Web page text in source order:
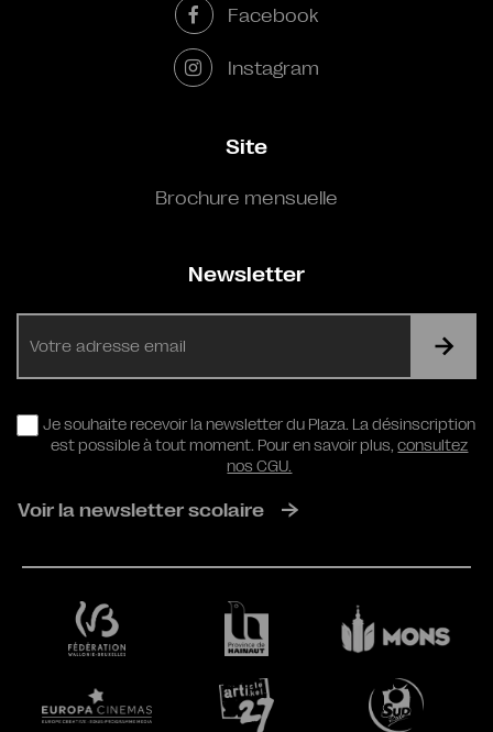
Facebook
Instagram
Site
Brochure mensuelle
Newsletter
RGPD
Je souhaite recevoir la newsletter du Plaza. La désinscription
est possible à tout moment. Pour en savoir plus,consultez
nos CGU.
Voir la newsletter scolaire